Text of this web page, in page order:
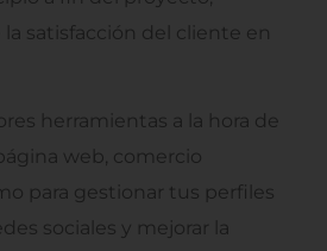
satisfacción del cliente en
herramientas a la hora de
web, comercio
para gestionar tus perfiles
sociales y mejorar la